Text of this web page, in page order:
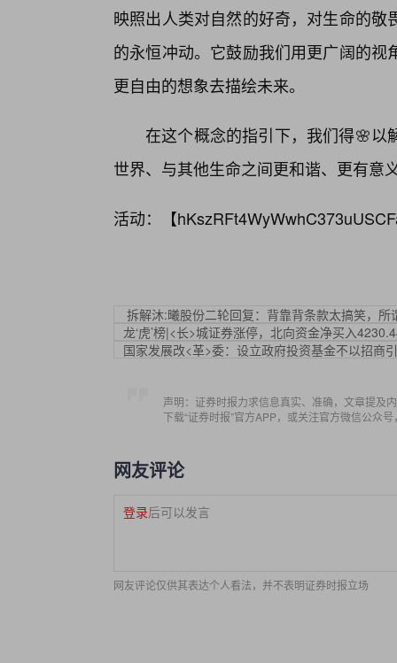
映照出人类对自然的好奇，对生命的
的永恒冲动。它鼓励我们用更广阔的
更自由的想象去描绘未来。
在这个概念的指引下，我们得🌸以
世界、与其他生命之间更和谐、更有意
活动：【
拆解沐:曦股份二轮回复：背靠背条款太搞笑，
龙‘虎’榜|<长>城证券涨停，北向资金净买入
国家发展改<革>委：设立政府投资基金不以招商
声明：证券时报力求信息真实、准确，文章提及
下载“证券时报”官方APP，或关注官方微信公众
网友评论
登录后可以发言
网友评论仅供其表达个人看法，并不表明证券时报立场